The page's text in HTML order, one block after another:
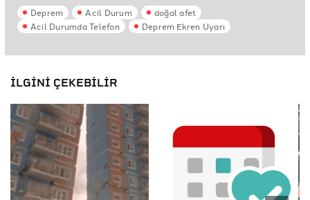
Deprem Acil Durum
doğal afet
Acil Durumda Telefon
Deprem Ekren Uyarı
İLGİNİ ÇEKEBİLİR